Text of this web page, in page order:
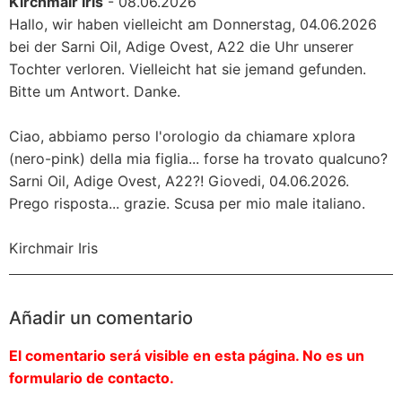
Hallo, wir haben vielleicht am Donnerstag, 04.06.2026
bei der Sarni Oil, Adige Ovest, A22 die Uhr unserer
Tochter verloren. Vielleicht hat sie jemand gefunden.
Bitte um Antwort. Danke.
Ciao, abbiamo perso l'orologio da chiamare xplora
(nero-pink) della mia figlia... forse ha trovato qualcuno?
Sarni Oil, Adige Ovest, A22?! Giovedi, 04.06.2026.
Prego risposta... grazie. Scusa per mio male italiano.
Kirchmair Iris
Añadir un comentario
El comentario será visible en esta página. No es un
formulario de contacto.